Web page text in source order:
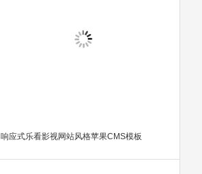
响应式乐看影视网站风格苹果CMS模板